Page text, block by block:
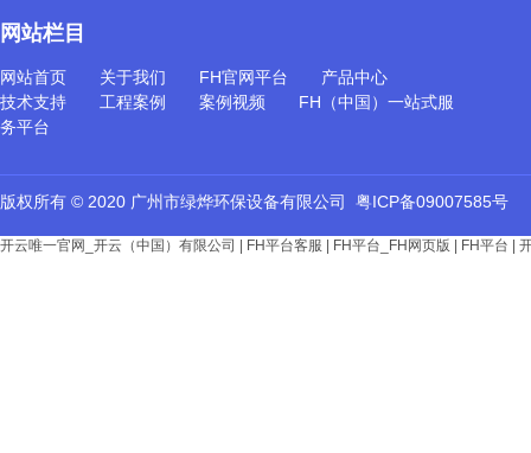
网站栏目
网站首页 关于我们 FH官网平台
产品中心
技术支持
工程案例 案例视频
FH（中国）一站式服
务平台
版权所有 © 2020 广州市绿烨环保设备有限公司 粤ICP备09007585号
开云唯一官网_开云（中国）有限公司 FH平台客服 FH平台_FH网页版 FH平台